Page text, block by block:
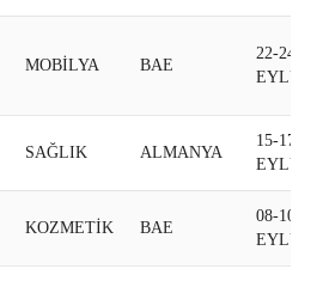
MOBİLYA BAE
22-24
EYLÜL
SAĞLIK ALMANYA
15-17
EYLÜL
KOZMETİK BAE
08-10
EYLÜL